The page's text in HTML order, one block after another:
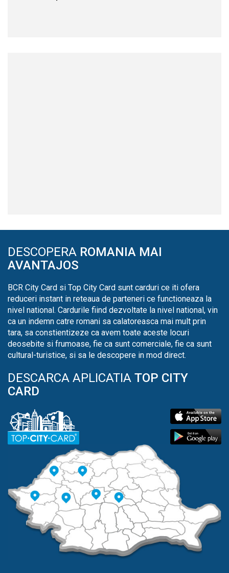
DESCOPERA ROMANIA MAI
AVANTAJOS
BCR City Card si Top City Card sunt carduri ce iti ofera
reduceri instant in reteaua de parteneri ce functioneaza la
nivel national. Cardurile fiind dezvoltate la nivel national, vin
ca un indemn catre romani sa calatoreasca mai mult prin
tara, sa constientizeze ca avem toate aceste locuri
deosebite si frumoase, fie ca sunt comerciale, fie ca sunt
cultural-turistice, si sa le descopere in mod direct.
DESCARCA APLICATIA TOP CITY
CARD